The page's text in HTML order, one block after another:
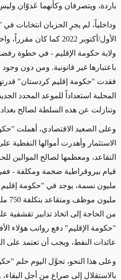
باردة، ويتصرفان وكأنهما عَدوّان
وداخلياً، لم يجرِ الحزبان انتخابات
الأول/أكتوبر 2022 كما
ولاية حكومة الإقليم - في خطوة
باعتبارها غير قانونية. ومن دون وجود
فقدت "حكومة إقليم كردستان"
وتنازلت عن هذه السلطة لصالح
وعلى الصعيد الاقتصادي، أهملت
الاستثمار وأهدرت أموالها النفطية
التقاعد، ومعظمها لصالح الموالين
قيام بيروقراطية ضخمة ومكلفة
مليون موظف ومتقاعد بتكلفة 750 مليون دولار شهرياً
من الحاجة إلى اتخاذ تدابير تقشفية
"حكومة الإقليم" دفع رواتب هؤلاء
عائدات النفط، ويجب أن تعتمد على
وعلى هذا النحو، تحوَّل اليوم حلم
بالاستقلال إلى صراع من أجل